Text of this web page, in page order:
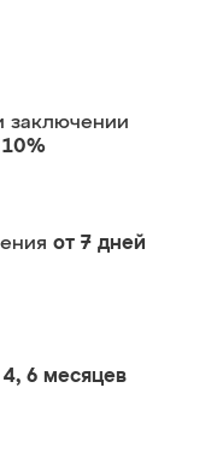
заключении
10%
от 7 дней
4, 6 месяцев